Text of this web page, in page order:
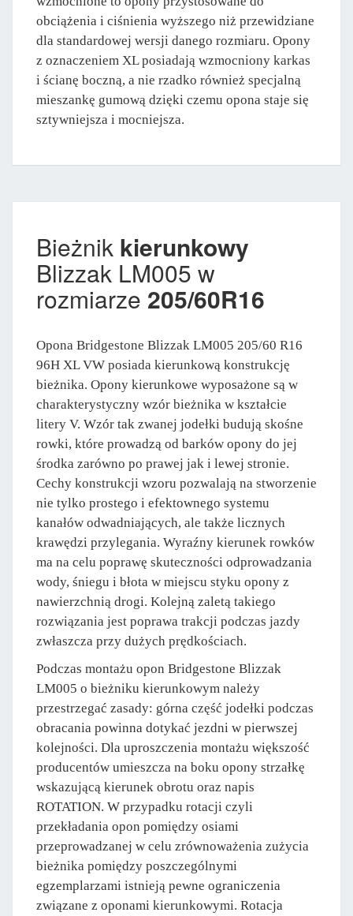
obciążenia i ciśnienia wyższego niż przewidziane
dla standardowej wersji danego rozmiaru. Opony
z oznaczeniem XL posiadają wzmocniony karkas
i ścianę boczną, a nie rzadko również specjalną
mieszankę gumową dzięki czemu opona staje się
sztywniejsza i mocniejsza.
Bieżnik kierunkowy
Blizzak LM005 w
rozmiarze 205/60R16
Opona Bridgestone Blizzak LM005 205/60 R16
96H XL VW posiada kierunkową konstrukcję
bieżnika. Opony kierunkowe wyposażone są w
charakterystyczny wzór bieżnika w kształcie
litery V. Wzór tak zwanej jodełki budują skośne
rowki, które prowadzą od barków opony do jej
środka zarówno po prawej jak i lewej stronie.
Cechy konstrukcji wzoru pozwalają na stworzenie
nie tylko prostego i efektownego systemu
kanałów odwadniających, ale także licznych
krawędzi przylegania. Wyraźny kierunek rowków
ma na celu poprawę skuteczności odprowadzania
wody, śniegu i błota w miejscu styku opony z
nawierzchnią drogi. Kolejną zaletą takiego
rozwiązania jest poprawa trakcji podczas jazdy
zwłaszcza przy dużych prędkościach.
Podczas montażu opon Bridgestone Blizzak
LM005 o bieżniku kierunkowym należy
przestrzegać zasady: górna część jodełki podczas
obracania powinna dotykać jezdni w pierwszej
kolejności. Dla uproszczenia montażu większość
producentów umieszcza na boku opony strzałkę
wskazującą kierunek obrotu oraz napis
ROTATION. W przypadku rotacji czyli
przekładania opon pomiędzy osiami
przeprowadzanej w celu zrównoważenia zużycia
bieżnika pomiędzy poszczególnymi
egzemplarzami istnieją pewne ograniczenia
związane z oponami kierunkowymi. Rotacja